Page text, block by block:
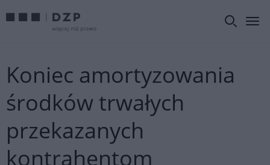
Koniec amortyzowania
środków trwałych
przekazanych
kontrahentom